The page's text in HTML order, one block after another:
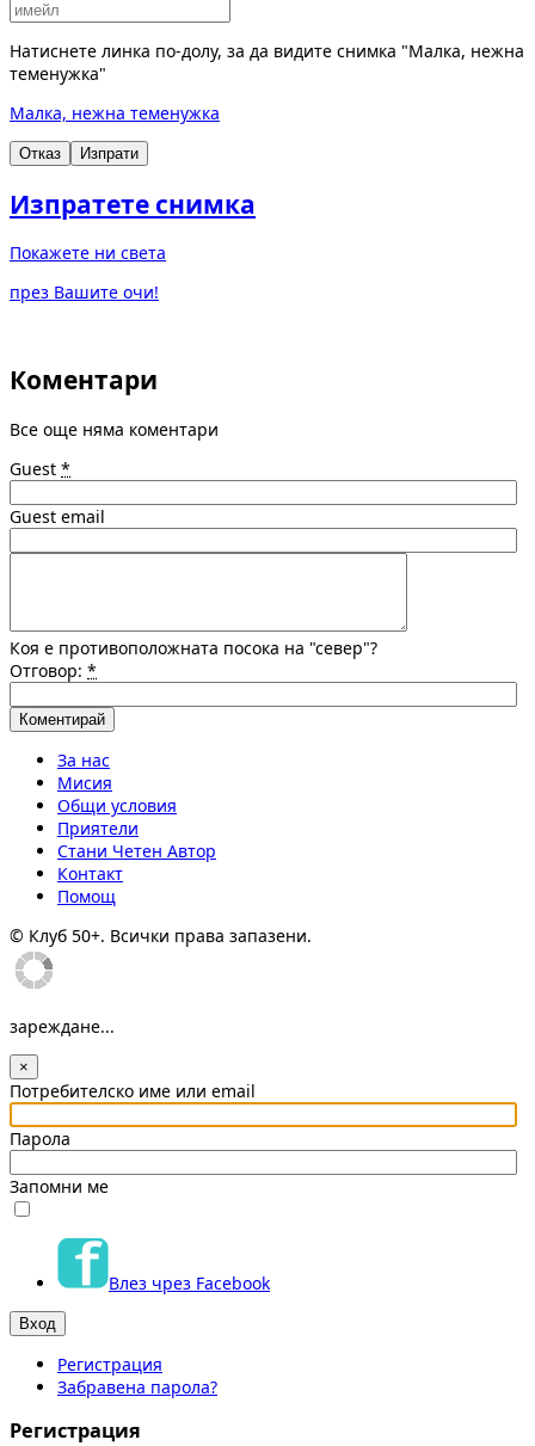
Натиснете линка по-долу, за да видите снимка "Малка, нежна
теменужка"
Малка, нежна теменужка
Отказ Изпрати
Изпратете снимка
Покажете ни света
през Вашите очи!
Коментари
Все още няма коментари
Guest *
Guest email
Коя е противоположната посока на "север"?
Отговор: *
За нас
Мисия
Общи условия
Приятели
Стани Четен Автор
Контакт
Помощ
© Клуб 50+. Всички права запазени.
зареждане...
×
Потребителско име или email
Парола
Запомни ме
Влез чрез Facebook
Регистрация
Забравена парола?
Регистрация